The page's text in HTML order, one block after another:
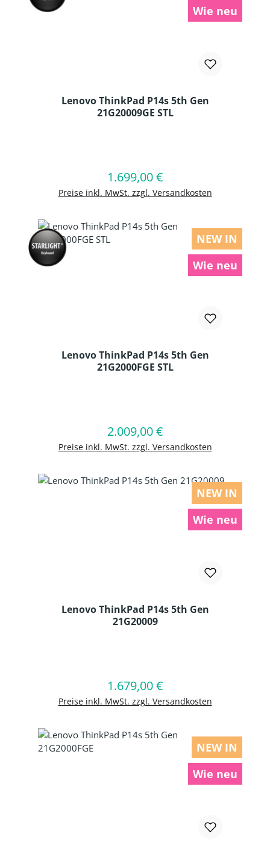
Wie neu
Lenovo ThinkPad P14s 5th Gen
21G20009GE STL
Regulärer Preis:
1.699,00 €
Preise inkl. MwSt. zzgl. Versandkosten
In den Warenkorb
NEW IN
Wie neu
Lenovo ThinkPad P14s 5th Gen
21G2000FGE STL
Regulärer Preis:
2.009,00 €
Preise inkl. MwSt. zzgl. Versandkosten
In den Warenkorb
NEW IN
Wie neu
Lenovo ThinkPad P14s 5th Gen
21G20009
Regulärer Preis:
1.679,00 €
Preise inkl. MwSt. zzgl. Versandkosten
In den Warenkorb
NEW IN
Wie neu